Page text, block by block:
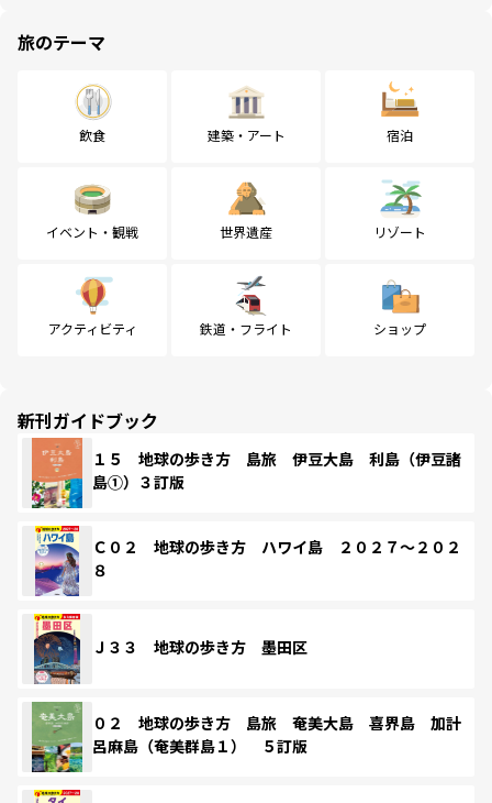
旅のテーマ
飲食 建築・アート 宿泊
イベント・観戦 世界遺産 リゾート
アクティビティ 鉄道・フライト ショップ
新刊ガイドブック
１５ 地球の歩き方 島旅 伊豆大島 利島（伊豆諸
島①）３訂版
Ｃ０２ 地球の歩き方 ハワイ島 ２０２７～２０２
８
Ｊ３３ 地球の歩き方 墨田区
０２ 地球の歩き方 島旅 奄美大島 喜界島 加計
呂麻島（奄美群島１） ５訂版